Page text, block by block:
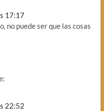
17:17
no puede ser que las cosas
22:52